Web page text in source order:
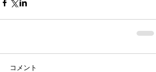
コメント